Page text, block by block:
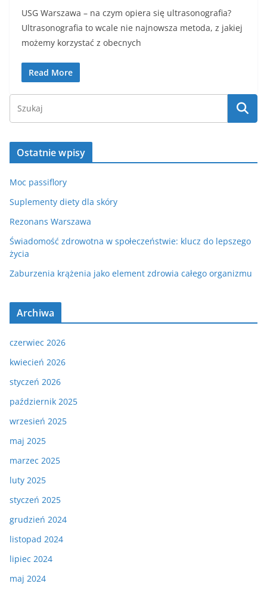
USG Warszawa – na czym opiera się ultrasonografia?
Ultrasonografia to wcale nie najnowsza metoda, z jakiej
możemy korzystać z obecnych
Read More
Ostatnie wpisy
Moc passiflory
Suplementy diety dla skóry
Rezonans Warszawa
Świadomość zdrowotna w społeczeństwie: klucz do lepszego
życia
Zaburzenia krążenia jako element zdrowia całego organizmu
Archiwa
czerwiec 2026
kwiecień 2026
styczeń 2026
październik 2025
wrzesień 2025
maj 2025
marzec 2025
luty 2025
styczeń 2025
grudzień 2024
listopad 2024
lipiec 2024
maj 2024